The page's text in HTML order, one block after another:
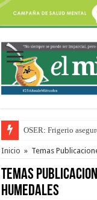
OSER: Frigerio
Por primera vez
Inicio » Temas
Temas
Humedales